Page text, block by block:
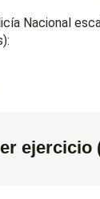
Nacional
ejercicio